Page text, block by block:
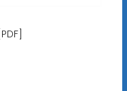
بيع حاويات بطاريات الرصاص الحمضية [PDF]